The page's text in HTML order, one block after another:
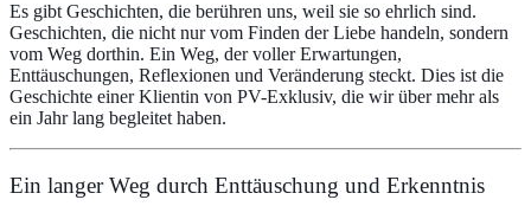
Es gibt Geschichten, die berühren uns, weil sie so ehrlich sind.
Geschichten, die nicht nur vom Finden der Liebe handeln, sondern
vom Weg dorthin. Ein Weg, der voller Erwartungen,
Enttäuschungen, Reflexionen und Veränderung steckt. Dies ist die
Geschichte einer Klientin von PV-Exklusiv, die wir über mehr als
ein Jahr lang begleitet haben.
Ein langer Weg durch Enttäuschung und Erkenntnis